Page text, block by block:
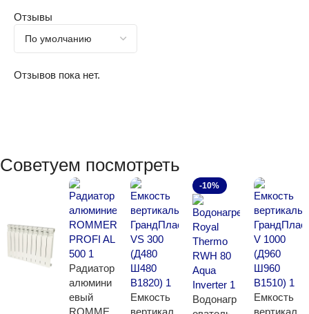
Отзывы
Отзывов пока нет.
Советуем посмотреть
Радиатор
алюмини
евый
ROMME
Емкость
вертикал
-10%
Водонагр
Емкость
вертикал